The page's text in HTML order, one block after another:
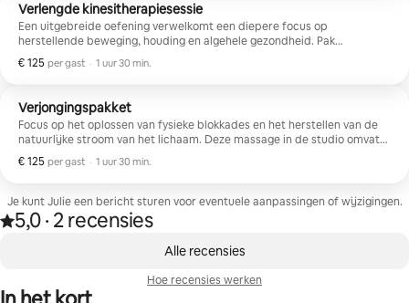
Verlengde kinesitherapiesessie
Een uitgebreide oefening verwelkomt een diepere focus op
herstellende beweging, houding en algehele gezondheid. Pak
onevenwichtigheden aan met corrigerende oefeningen en praktische
methoden. Dit pakket vindt plaats in een studio in Montreal.
€ 125 per gast
€ 125 per gast
, · 1 uur 30 min.
Verjongingspakket
Focus op het oplossen van fysieke blokkades en het herstellen van de
natuurlijke stroom van het lichaam. Deze massage in de studio omvat
zachte technieken, een kalmerende touch en diepe ontspanning.
€ 125 per gast
€ 125 per gast
, · 1 uur 30 min.
Je kunt Julie een bericht sturen voor eventuele aanpassingen of wijzigingen.
5,0 van 5 sterren op basis van 2 recensies
5,0
, · 2 recensies
Alle recensies
Hoe recensies werken